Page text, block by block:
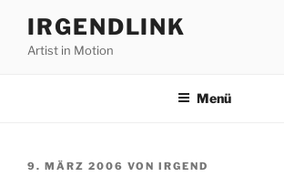
Inhalt
springen
IRGENDLINK
Artist in Motion
Menü
VERÖFFENTLICHT
9. MÄRZ 2006 VON IRGEND